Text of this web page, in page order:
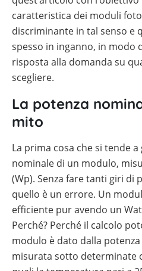
e
stazioni
ricarica
veicoli
elettrici
Calcolatore
di
autoconsumo
fotovoltaico
Batterie
compatibili
con
inverter
fotovoltaici
Tabelle
comparative
materiale
fotovoltaico
Cataloghi
Memodo
caratteristica dei moduli
discriminante in tal senso e
spesso in inganno, in modo
risposta alla domanda su
scegliere.
La potenza
mito
La prima cosa che si tende
nominale di un modulo,
(Wp). Senza fare tanti giri di
quello è un errore. Un
efficiente pur avendo un
Perché? Perché il calcolo
modulo è dato dalla
misurata sotto determinate